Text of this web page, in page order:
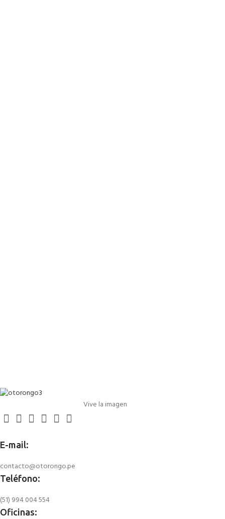
Vive la imagen
E-mail:
contacto@otorongo.pe
Teléfono:
(51) 994 004 554
Oficinas: